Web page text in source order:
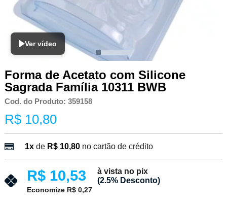
Ver vídeo
Forma de Acetato com Silicone
Sagrada Família 10311 BWB
Cod. do Produto: 359158
R$ 10,80
1xde R$ 10,80 no cartão de crédito
R$ 10,53
à vista no pix
(2.5% Desconto)
Economize R$ 0,27